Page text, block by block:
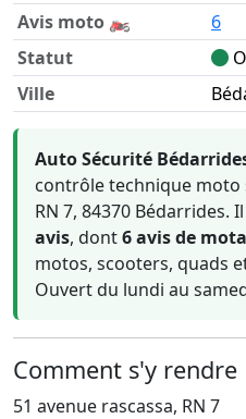
Informations clés sur Auto
Avis moto 🏍️
6
Statut
Ville
Auto Sécurité
contrôle technique moto
RN 7, 84370 Bédarrides.
avis, dont6 avis de
motos, scooters, quads
Ouvert du lundi au
Comment s'y rendre
51 avenue rascassa, RN 7